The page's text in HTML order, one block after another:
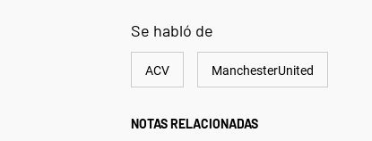
Se habló de
ACV ManchesterUnited
NOTAS RELACIONADAS